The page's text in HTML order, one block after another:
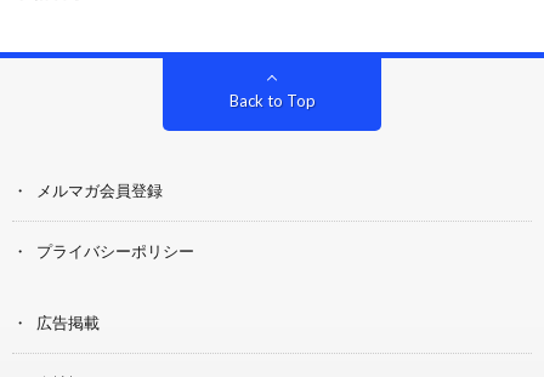
Back to Top
メルマガ会員登録
プライバシーポリシー
広告掲載